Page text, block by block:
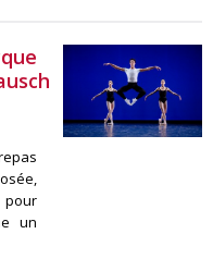
pour
un